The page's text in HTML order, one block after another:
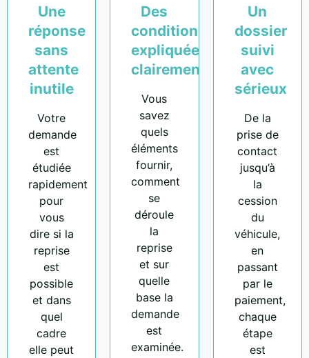
Une
réponse
sans
attente
inutile
Votre
demande
est
étudiée
rapidement
pour
vous
dire si la
reprise
est
possible
et dans
quel
cadre
elle peut
Des
conditions
expliquées
clairement
Vous
savez
quels
éléments
fournir,
comment
se
déroule
la
reprise
et sur
quelle
base la
demande
est
examinée.
Un
dossier
suivi
avec
sérieux
De la
prise de
contact
jusqu’à
la
cession
du
véhicule,
en
passant
par le
paiement,
chaque
étape
est